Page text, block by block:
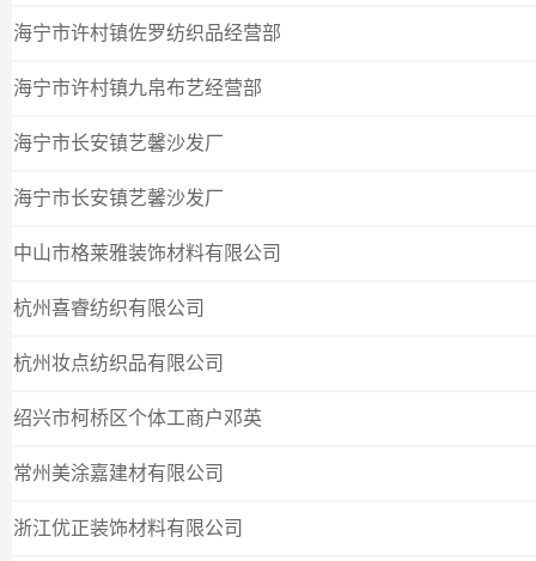
海宁市许村镇佐罗纺织品经营部
海宁市许村镇九帛布艺经营部
海宁市长安镇艺馨沙发厂
海宁市长安镇艺馨沙发厂
中山市格莱雅装饰材料有限公司
杭州喜睿纺织有限公司
杭州妆点纺织品有限公司
绍兴市柯桥区个体工商户邓英
常州美涂嘉建材有限公司
浙江优正装饰材料有限公司